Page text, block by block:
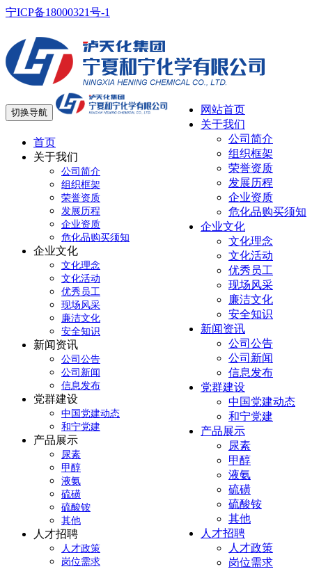
宁ICP备18000321号-1
网站首页
关于我们
公司简介
组织框架
荣誉资质
发展历程
企业资质
危化品购买须知
企业文化
文化理念
文化活动
优秀员工
现场风采
廉洁文化
安全知识
新闻资讯
公司公告
公司新闻
信息发布
党群建设
中国党建动态
和宁党建
产品展示
尿素
甲醇
液氨
硫磺
硫酸铵
其他
人才招聘
人才政策
岗位需求
切换导航
首页
关于我们
公司简介
组织框架
荣誉资质
发展历程
企业资质
危化品购买须知
企业文化
文化理念
文化活动
优秀员工
现场风采
廉洁文化
安全知识
新闻资讯
公司公告
公司新闻
信息发布
党群建设
中国党建动态
和宁党建
产品展示
尿素
甲醇
液氨
硫磺
硫酸铵
其他
人才招聘
人才政策
岗位需求